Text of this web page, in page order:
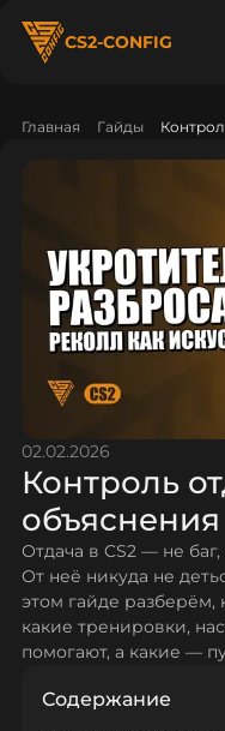
CS2-CONFIG
Главная Гайды
02.02.2026
Контроль
Отдача в CS2 — не
От неё никуда не
этом гайде разберём,
какие тренировки,
помогают, а какие —
Содержание